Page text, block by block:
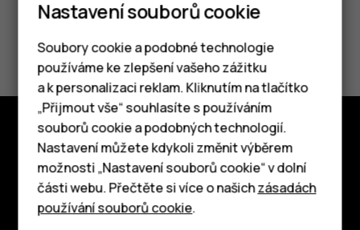
Chytré telefony
Tlačítkové telefony
Tablety
Pomohlo vám to?
Ano Ne
Prozkoumat
O nás
Planet and people
Nastavení souborů cookie
Soubory cookie a podobné technologie
používáme ke zlepšení vašeho zážitku
a k personalizaci reklam. Kliknutím na tlačítko
„Přijmout vše“ souhlasíte s používáním
souborů cookie a podobných technologií.
Nastavení můžete kdykoli změnit výběrem
možnosti „Nastavení souborů cookie“ v dolní
části webu. Přečtěte si více o našichzásadách
používání souborů cookie.